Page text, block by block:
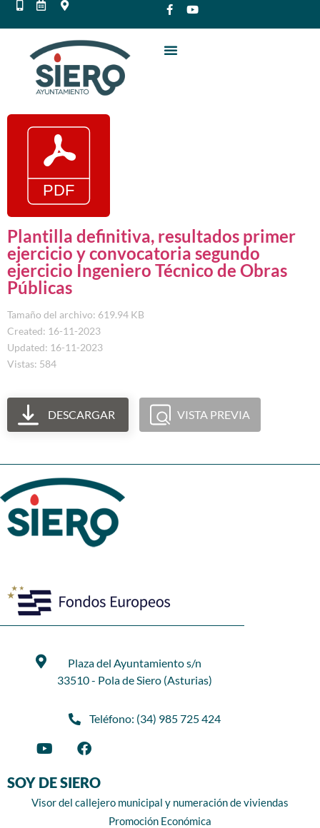
Plantilla definitiva, resultados primer
ejercicio y convocatoria segundo
ejercicio Ingeniero Técnico de Obras
Públicas
Tamaño del archivo: 619.94 KB
Created: 16-11-2023
Updated: 16-11-2023
Vistas: 584
DESCARGAR VISTA PREVIA
Plaza del Ayuntamiento s/n
33510 - Pola de Siero (Asturias)
Teléfono: (34) 985 725 424
SOY DE SIERO
Visor del callejero municipal y numeración de viviendas
Promoción Económica